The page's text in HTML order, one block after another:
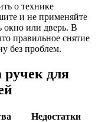
о технике
и не применяйте
окно или дверь. В
правильное снятие
без проблем.
ручек для
Недостатки